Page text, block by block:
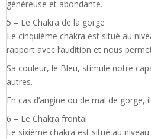
généreuse et abondante.
5 – Le Chakra de la gorge
Le cinquième chakra est situé au
rapport avec l’audition et nous
Sa couleur, le Bleu, stimule notre
autres.
En cas d’angine ou de mal de
6 – Le Chakra frontal
Le sixième chakra est situé au